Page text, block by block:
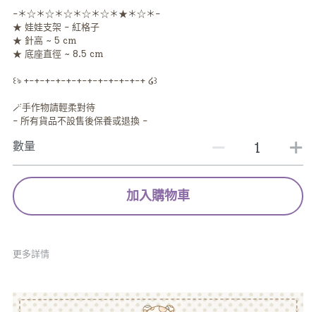
-＊☆＊☆＊☆＊☆＊☆＊★＊☆＊-
★ 娃娃支架 - 紅格子
★ 針高 ~ 5 cm
★ 底座直徑 ~ 8.5 cm
꒰ঌ +-+-+-+-+-+-+-+-+-+-+-+ ໒꒱
🪄手作物請輕柔對待
- 所有貨品不設售後保養或退換 -
數量
加入購物車
更多詳情